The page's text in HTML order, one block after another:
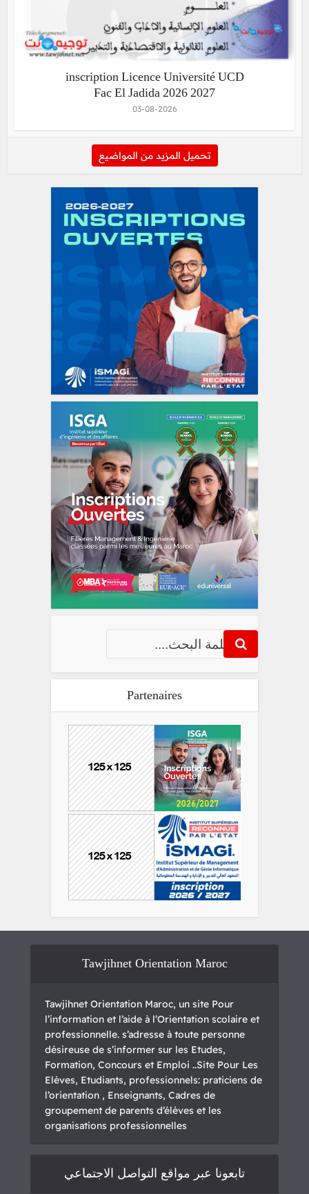
inscription Licence Université UCD
Fac El Jadida 2026 2027
03-08-2026
تحميل المزيد من المواضيع
Partenaires
Tawjihnet Orientation Maroc
Tawjihnet Orientation Maroc, un site Pour
l’information et l’aide à l’Orientation scolaire et
professionnelle. s’adresse à toute personne
désireuse de s’informer sur les Etudes,
Formation, Concours et Emploi ..Site Pour Les
Elèves, Etudiants, professionnels: praticiens de
l’orientation , Enseignants, Cadres de
groupement de parents d’élèves et les
organisations professionnelles
تابعونا عبر مواقع التواصل الاجتماعي